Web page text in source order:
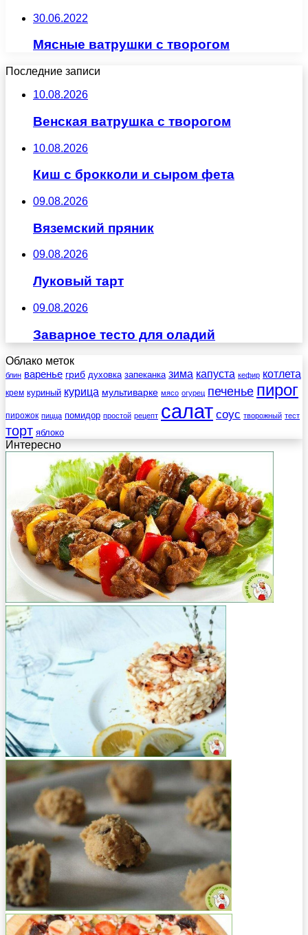
30.06.2022
Мясные ватрушки с творогом
Последние записи
10.08.2026
Венская ватрушка с творогом
10.08.2026
Киш с брокколи и сыром фета
09.08.2026
Вяземский пряник
09.08.2026
Луковый тарт
09.08.2026
Заварное тесто для оладий
Облако меток
блин варенье гриб духовка запеканка зима капуста кефир котлета
крем куриный курица мультиварке мясо огурец печенье пирог
пирожок пицца помидор простой рецепт салат соус творожный тест
торт яблоко
Интересно